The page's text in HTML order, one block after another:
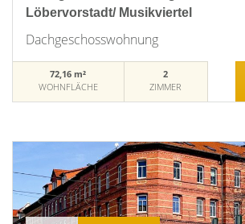
Löbervorstadt/ Musikviertel
Dachgeschosswohnung
72,16 m²
WOHNFLÄCHE
2
ZIMMER